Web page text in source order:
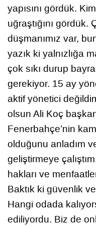
yapısını gördük.
uğraştığını gördük.
düşmanımız var,
yazık ki yalnızlığa
çok sıkı durup
gerekiyor. 15 ay
aktif yönetici
olsun Ali Koç
Fenerbahçe’nin
olduğunu anladım
geliştirmeye
hakları ve
Baktık ki güvenlik
Hangi odada
ediliyordu. Biz de